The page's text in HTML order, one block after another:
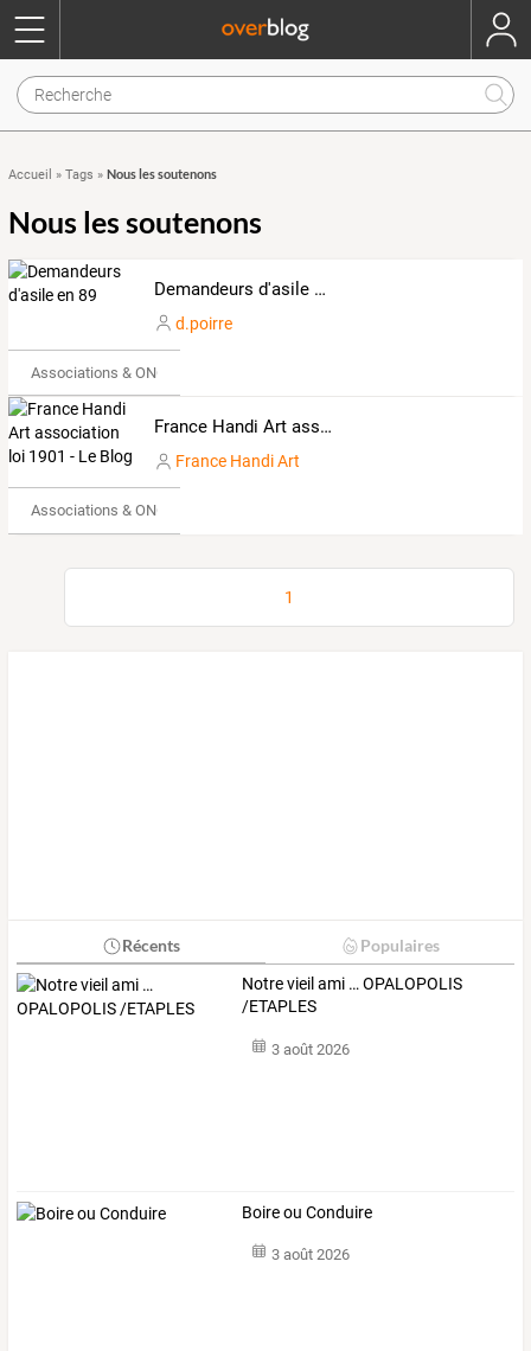
Accueil » Tags » Nous les soutenons
Nous les soutenons
Demandeurs d'asile en 89
d.poirre
Associations & ONG
France Handi Art association loi 1901 - Le Blog
France Handi Art
Associations & ONG
1
Récents Populaires
Notre vieil ami … OPALOPOLIS
/ETAPLES
3 août 2026
Boire ou Conduire
3 août 2026